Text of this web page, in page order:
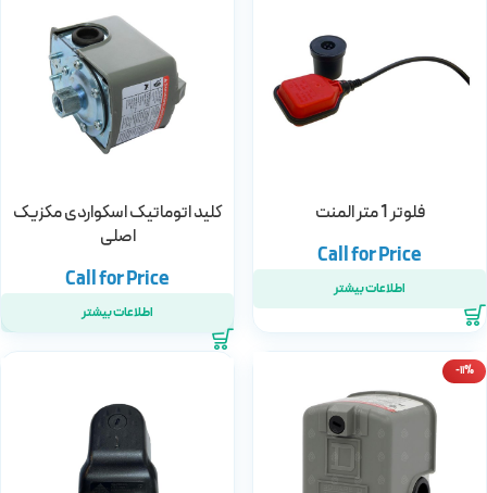
فلوتر 1 متر المنت
اطلاعات بیشتر
کلید اتوماتیک اسکواردی مکزیک
اصلی
اطلاعات بیشتر
-11%